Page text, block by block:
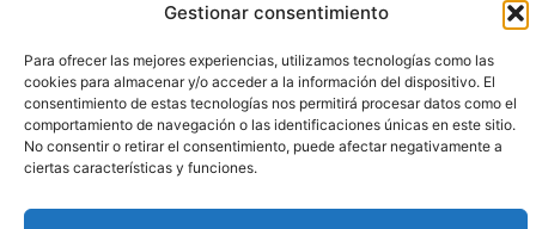
Gestionar consentimiento
Para ofrecer las mejores experiencias, utilizamos tecnologías como las
cookies para almacenar y/o acceder a la información del dispositivo. El
consentimiento de estas tecnologías nos permitirá procesar datos como el
comportamiento de navegación o las identificaciones únicas en este sitio.
No consentir o retirar el consentimiento, puede afectar negativamente a
ciertas características y funciones.
Aviso Legal Política de Privacidad